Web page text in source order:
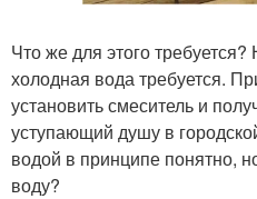
Что же для этого
холодная вода требуется.
установить смеситель и
уступающий душу в
водой в принципе понятно,
воду?